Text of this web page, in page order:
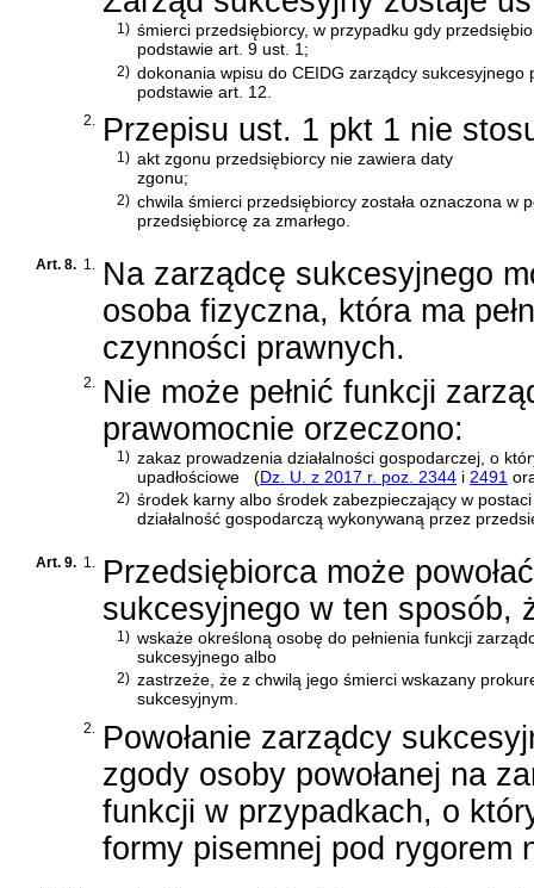
1) śmierci przedsiębiorcy, w przypadku gdy
podstawie art. 9 ust. 1;
2) dokonania wpisu do CEIDG zarządcy sukcesyjnego
podstawie art. 12.
2. Przepisu ust. 1 pkt 1 nie
1) akt zgonu przedsiębiorcy nie zawiera daty
zgonu;
2) chwila śmierci przedsiębiorcy została oznaczona w
przedsiębiorcę za zmarłego.
Art. 8. 1.
Na zarządcę sukcesyjnego
osoba fizyczna, która ma
czynności prawnych.
2.
Nie może pełnić funkcji
prawomocnie orzeczono:
1) zakaz prowadzenia działalności gospodarczej, o
upadłościowe
(Dz. U. z 2017 r. poz. 2344 i 2491
2) środek karny albo środek zabezpieczający w
działalność gospodarczą wykonywaną przez
Art. 9. 1. Przedsiębiorca może
sukcesyjnego w ten sposób,
1) wskaże określoną osobę do pełnienia funkcji
sukcesyjnego albo
2) zastrzeże, że z chwilą jego śmierci wskazany
sukcesyjnym.
2. Powołanie zarządcy
zgody osoby powołanej na
funkcji w przypadkach, o
formy pisemnej pod rygorem